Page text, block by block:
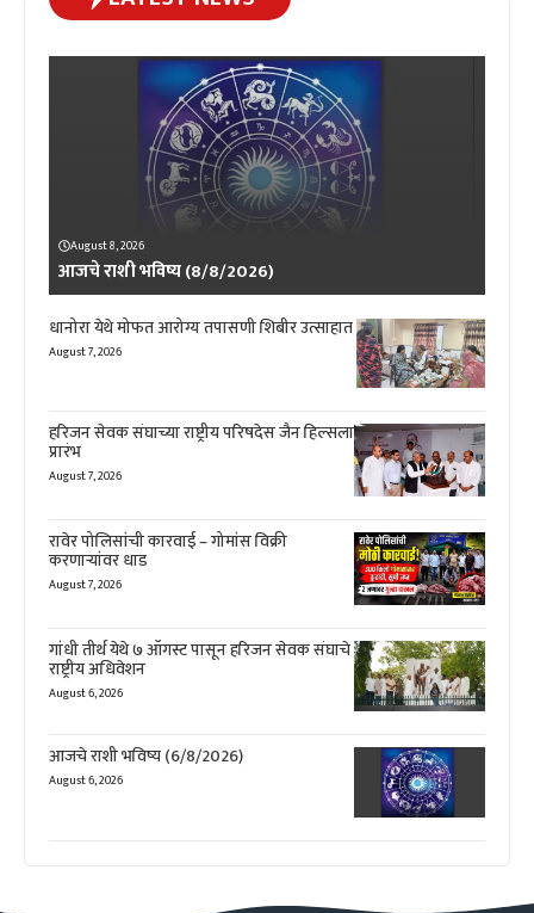
August 8, 2026
आजचे राशी भविष्य (8/8/2026)
धानोरा येथे मोफत आरोग्य तपासणी शिबीर उत्साहात
August 7, 2026
हरिजन सेवक संघाच्या राष्ट्रीय परिषदेस जैन हिल्सला
प्रारंभ
August 7, 2026
रावेर पोलिसांची कारवाई – गोमांस विक्री
करणाऱ्यांवर धाड
August 7, 2026
गांधी तीर्थ येथे ७ ऑगस्ट पासून हरिजन सेवक संघाचे
राष्ट्रीय अधिवेशन
August 6, 2026
आजचे राशी भविष्य (6/8/2026)
August 6, 2026